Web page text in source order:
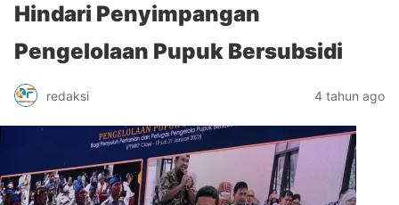
Hindari Penyimpangan
Pengelolaan Pupuk Bersubsidi
redaksi 4 tahun ago